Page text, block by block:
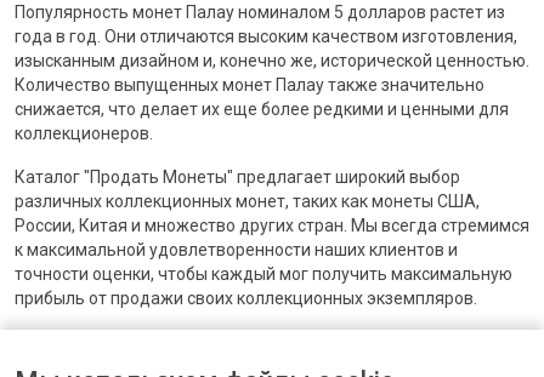
Популярность монет Палау номиналом 5 долларов растет из
года в год. Они отличаются высоким качеством изготовления,
изысканным дизайном и, конечно же, исторической ценностью.
Количество выпущенных монет Палау также значительно
снижается, что делает их еще более редкими и ценными для
коллекционеров.
Каталог "Продать Монеты" предлагает широкий выбор
различных коллекционных монет, таких как монеты США,
России, Китая и множество других стран. Мы всегда стремимся
к максимальной удовлетворенности наших клиентов и
точности оценки, чтобы каждый мог получить максимальную
прибыль от продажи своих коллекционных экземпляров.
номиналом 5 долларов, приходите к нам! Мы гарантируем